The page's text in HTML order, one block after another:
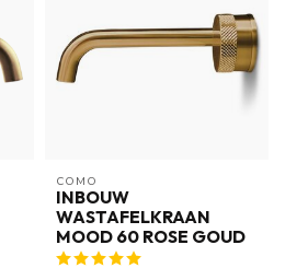
COMO
INBOUW
WASTAFELKRAAN
MOOD 60 ROSE GOUD